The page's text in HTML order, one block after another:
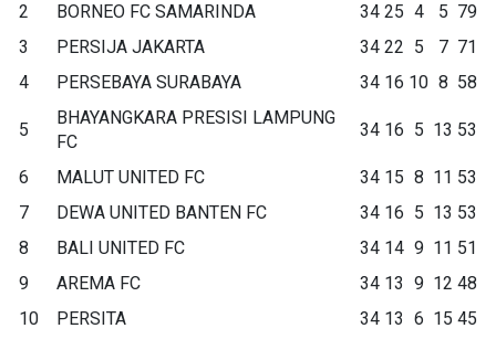
2
BORNEO FC SAMARINDA 34 25 4 5 79
3
PERSIJA JAKARTA 34 22 5 7 71
4
PERSEBAYA SURABAYA 34 16 10 8 58
5
BHAYANGKARA PRESISI LAMPUNG
FC
34 16 5 13 53
6 MALUT UNITED FC 34 15 8 11 53
7
DEWA UNITED BANTEN FC 34 16 5 13 53
8
BALI UNITED FC 34 14 9 11 51
9
AREMA FC 34 13 9 12 48
10
PERSITA 34 13 6 15 45